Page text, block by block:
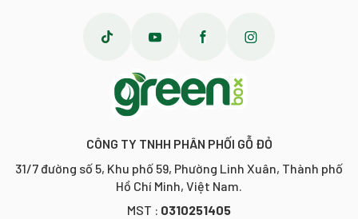
CÔNG TY TNHH PHÂN PHỐI GỖ ĐỎ
31/7 đường số 5, Khu phố 59, Phường Linh Xuân, Thành phố
Hồ Chí Minh, Việt Nam.
MST : 0310251405